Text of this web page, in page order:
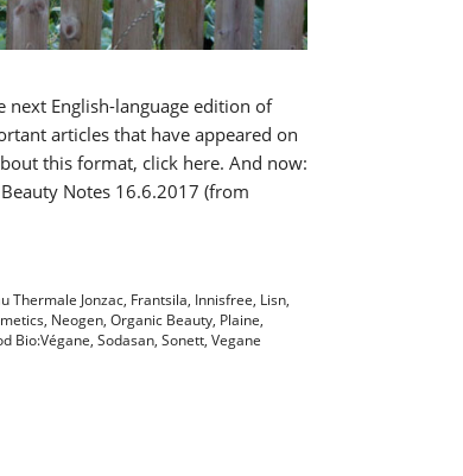
next English-language edition of
articles that have appeared on
this format, click here. And now:
Notes 16.6.2017 (from
Thermale Jonzac, Frantsila, Innisfree, Lisn,
, Neogen, Organic Beauty, Plaine,
Bio:Végane, Sodasan, Sonett, Vegane